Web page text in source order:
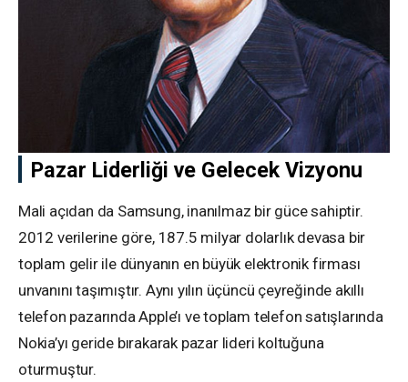
Pazar Liderliği ve Gelecek Vizyonu
Mali açıdan da Samsung, inanılmaz bir güce sahiptir.
2012 verilerine göre, 187.5 milyar dolarlık devasa bir
toplam gelir ile dünyanın en büyük elektronik firması
unvanını taşımıştır. Aynı yılın üçüncü çeyreğinde akıllı
telefon pazarında Apple’ı ve toplam telefon satışlarında
Nokia’yı geride bırakarak pazar lideri koltuğuna
oturmuştur.